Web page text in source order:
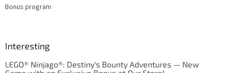
Bonus program
Interesting
LEGO® Ninjago®: Destiny's Bounty Adventures — New